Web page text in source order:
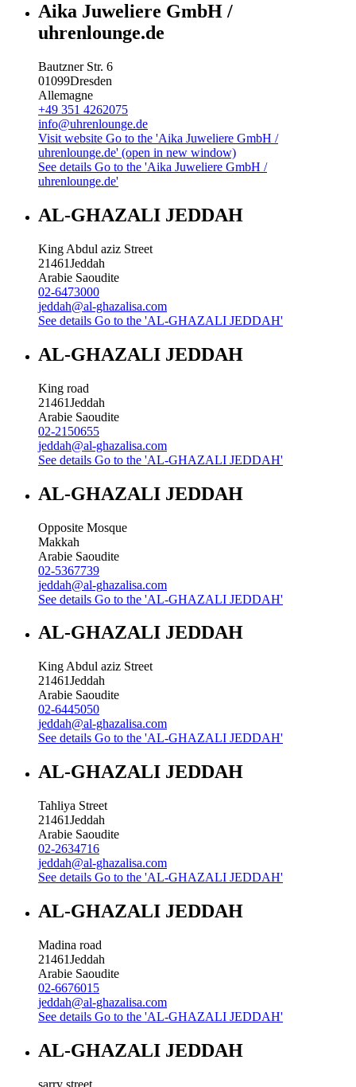
Aika Juweliere GmbH /
uhrenlounge.de
Bautzner Str. 6
01099Dresden
Allemagne
+49 351 4262075
info@uhrenlounge.de
Visit website Go to the 'Aika Juweliere GmbH /
uhrenlounge.de' (open in new window)
See details Go to the 'Aika Juweliere GmbH /
uhrenlounge.de'
AL-GHAZALI JEDDAH
King Abdul aziz Street
21461Jeddah
Arabie Saoudite
02-6473000
jeddah@al-ghazalisa.com
See details Go to the 'AL-GHAZALI JEDDAH'
AL-GHAZALI JEDDAH
King road
21461Jeddah
Arabie Saoudite
02-2150655
jeddah@al-ghazalisa.com
See details Go to the 'AL-GHAZALI JEDDAH'
AL-GHAZALI JEDDAH
Opposite Mosque
Makkah
Arabie Saoudite
02-5367739
jeddah@al-ghazalisa.com
See details Go to the 'AL-GHAZALI JEDDAH'
AL-GHAZALI JEDDAH
King Abdul aziz Street
21461Jeddah
Arabie Saoudite
02-6445050
jeddah@al-ghazalisa.com
See details Go to the 'AL-GHAZALI JEDDAH'
AL-GHAZALI JEDDAH
Tahliya Street
21461Jeddah
Arabie Saoudite
02-2634716
jeddah@al-ghazalisa.com
See details Go to the 'AL-GHAZALI JEDDAH'
AL-GHAZALI JEDDAH
Madina road
21461Jeddah
Arabie Saoudite
02-6676015
jeddah@al-ghazalisa.com
See details Go to the 'AL-GHAZALI JEDDAH'
AL-GHAZALI JEDDAH
sarry street